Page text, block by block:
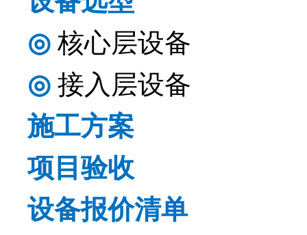
◎ 核心层设备
◎ 接入层设备
施工方案
项目验收
设备报价清单